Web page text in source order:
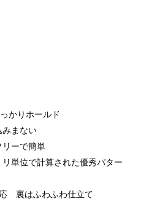
かりホールド
まない
ーで簡単
単位で計算された優秀パター
裏はふわふわ仕立て